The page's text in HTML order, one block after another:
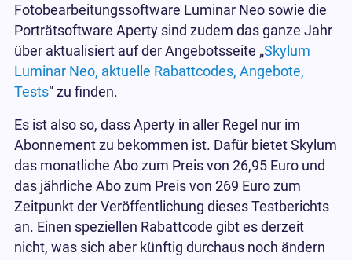
Fotobearbeitungssoftware Luminar Neo sowie die
Porträtsoftware Aperty sind zudem das ganze Jahr
über aktualisiert auf der Angebotsseite „Skylum
Luminar Neo, aktuelle Rabattcodes, Angebote,
Tests“ zu finden.
Es ist also so, dass Aperty in aller Regel nur im
Abonnement zu bekommen ist. Dafür bietet Skylum
das monatliche Abo zum Preis von 26,95 Euro und
das jährliche Abo zum Preis von 269 Euro zum
Zeitpunkt der Veröffentlichung dieses Testberichts
an. Einen speziellen Rabattcode gibt es derzeit
nicht, was sich aber künftig durchaus noch ändern